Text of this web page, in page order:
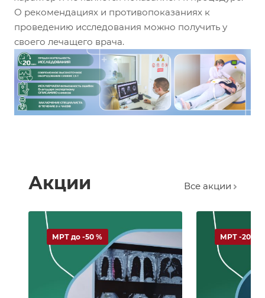
О рекомендациях и противопоказаниях к
проведению исследования можно получить у
своего лечащего врача.
Акции Все акции
МРТ до -50 % МРТ -20 %